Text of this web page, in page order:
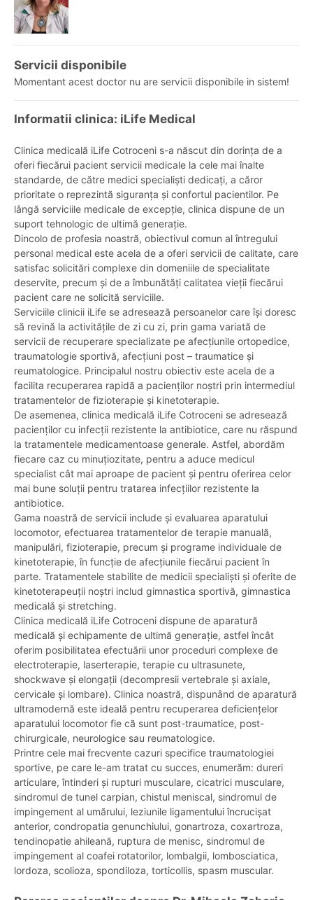
Servicii disponibile
Momentant acest doctor nu are servicii disponibile in sistem!
Informatii clinica: iLife Medical
Clinica medicală iLife Cotroceni s-a născut din dorința de a
oferi fiecărui pacient servicii medicale la cele mai înalte
standarde, de către medici specialiști dedicați, a căror
prioritate o reprezintă siguranța și confortul pacientilor. Pe
lângă serviciile medicale de excepție, clinica dispune de un
suport tehnologic de ultimă generație.
Dincolo de profesia noastră, obiectivul comun al întregului
personal medical este acela de a oferi servicii de calitate, care
satisfac solicitări complexe din domeniile de specialitate
deservite, precum și de a îmbunătăți calitatea vieții fiecărui
pacient care ne solicită serviciile.
Serviciile clinicii iLife se adresează persoanelor care își doresc
să revină la activitățile de zi cu zi, prin gama variată de
servicii de recuperare specializate pe afecțiunile ortopedice,
traumatologie sportivă, afecțiuni post – traumatice și
reumatologice. Principalul nostru obiectiv este acela de a
facilita recuperarea rapidă a pacienților noștri prin intermediul
tratamentelor de fizioterapie și kinetoterapie.
De asemenea, clinica medicală iLife Cotroceni se adresează
pacienților cu infecții rezistente la antibiotice, care nu răspund
la tratamentele medicamentoase generale. Astfel, abordăm
fiecare caz cu minuțiozitate, pentru a aduce medicul
specialist cât mai aproape de pacient și pentru oferirea celor
mai bune soluții pentru tratarea infecțiilor rezistente la
antibiotice.
Gama noastră de servicii include și evaluarea aparatului
locomotor, efectuarea tratamentelor de terapie manuală,
manipulări, fizioterapie, precum și programe individuale de
kinetoterapie, în funcție de afecțiunile fiecărui pacient în
parte. Tratamentele stabilite de medicii specialiști și oferite de
kinetoterapeuții noștri includ gimnastica sportivă, gimnastica
medicală și stretching.
Clinica medicală iLife Cotroceni dispune de aparatură
medicală și echipamente de ultimă generație, astfel încât
oferim posibilitatea efectuării unor proceduri complexe de
electroterapie, laserterapie, terapie cu ultrasunete,
shockwave și elongații (decompresii vertebrale și axiale,
cervicale și lombare). Clinica noastră, dispunând de aparatură
ultramodernă este ideală pentru recuperarea deficiențelor
aparatului locomotor fie că sunt post-traumatice, post-
chirurgicale, neurologice sau reumatologice.
Printre cele mai frecvente cazuri specifice traumatologiei
sportive, pe care le-am tratat cu succes, enumerăm: dureri
articulare, întinderi și rupturi musculare, cicatrici musculare,
sindromul de tunel carpian, chistul meniscal, sindromul de
impingement al umărului, leziunile ligamentului încrucișat
anterior, condropatia genunchiului, gonartroza, coxartroza,
tendinopatie ahileană, ruptura de menisc, sindromul de
impingement al coafei rotatorilor, lombalgii, lombosciatica,
lordoza, scolioza, spondiloza, torticollis, spasm muscular.